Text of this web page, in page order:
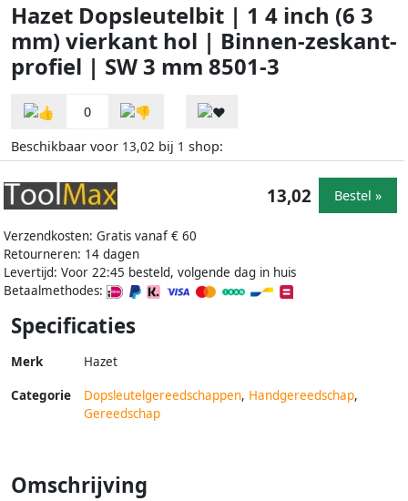
Hazet Dopsleutelbit | 1 4 inch (6 3
mm) vierkant hol | Binnen-zeskant-
profiel | SW 3 mm 8501-3
0
Beschikbaar voor 13,02 bij 1 shop:
Verzendkosten: Gratis vanaf € 60
Retourneren: 14 dagen
Levertijd: Voor 22:45 besteld, volgende dag in huis
Betaalmethodes:
13,02 Bestel »
Specificaties
Merk Hazet
Categorie Dopsleutelgereedschappen, Handgereedschap,
Gereedschap
Omschrijving